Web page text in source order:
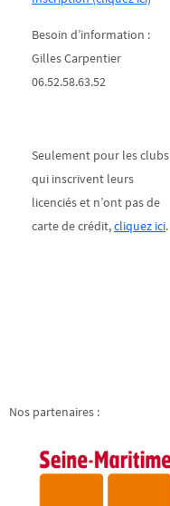
Besoin d’information :
Gilles Carpentier
06.52.58.63.52
Seulement pour les clubs
qui inscrivent leurs
licenciés et n’ont pas de
carte de crédit,cliquez ici.
Nos partenaires :